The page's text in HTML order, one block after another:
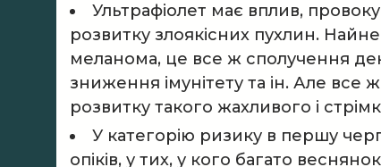
Ультрафіолет має вплив,
розвитку злоякісних пухлин.
меланома, це все ж сполучення
зниження імунітету та ін. Але
розвитку такого жахливого і
У категорію ризику в першу
опіків, у тих, у кого багато